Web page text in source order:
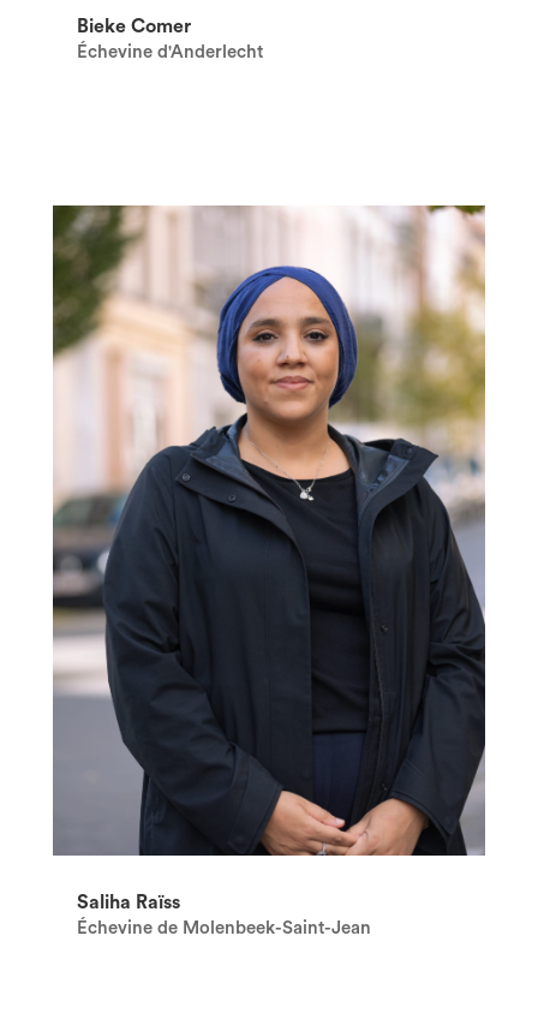
Bieke Comer
Échevine d'Anderlecht
Saliha Raïss
Échevine de Molenbeek-Saint-Jean